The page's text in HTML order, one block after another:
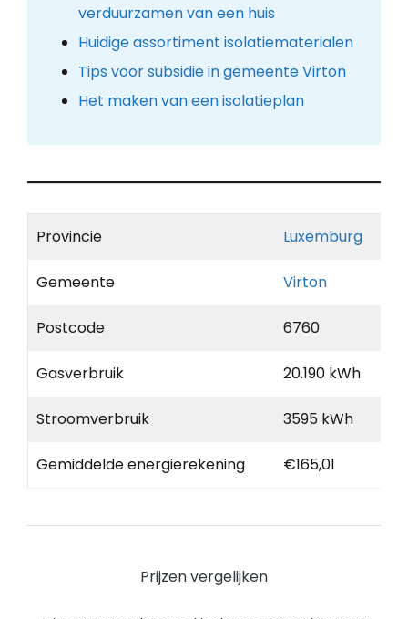
verduurzamen van een huis
Huidige assortiment isolatiematerialen
Tips voor subsidie in gemeente Virton
Het maken van een isolatieplan
Provincie Luxemburg
Gemeente Virton
Postcode 6760
Gasverbruik 20.190 kWh
Stroomverbruik 3595 kWh
Gemiddelde energierekening €165,01
Prijzen vergelijken